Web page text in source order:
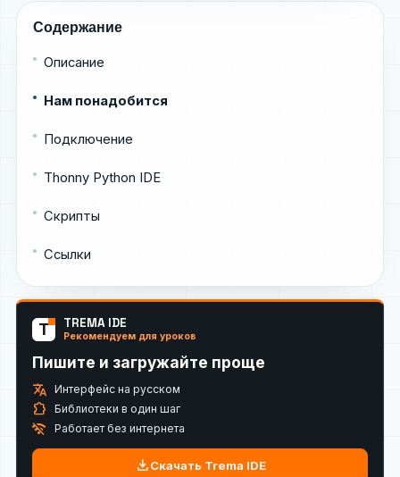
Содержание
Описание
Нам понадобится
Подключение
Thonny Python IDE
Скрипты
Ссылки
T TREMA IDE
Рекомендуем для уроков
Пишите и загружайте проще
translate Интерфейс на русском
extension Библиотеки в один шаг
wifi_off Работает без интернета
downloadСкачать Trema IDE